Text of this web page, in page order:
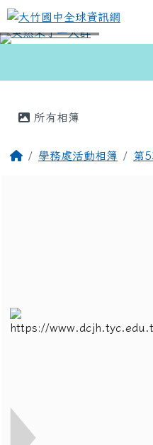
跳至主內容區
大竹國中全球資
所有相簿
回首頁學務處活動相簿 第